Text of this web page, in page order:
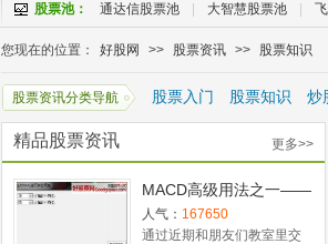
股票池： 通达信股票池 大智慧股票池
您现在的位置： 好股网 >> 股票资讯 >> 股票知识
股票资讯分类导航 股票入门 股票知识 炒
精品股票资讯 更多>>
MACD高级用法之一——
稳健买入法+2点卖出法
人气： 167650
通过近期和朋友们教室里交